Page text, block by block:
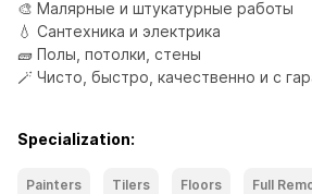
🎨 Малярные и штукатурные работы
💧 Сантехника и электрика
🧱 Полы, потолки, стены
🪄 Чисто, быстро, качественно и с
Specialization:
Painters Tilers Floors Full